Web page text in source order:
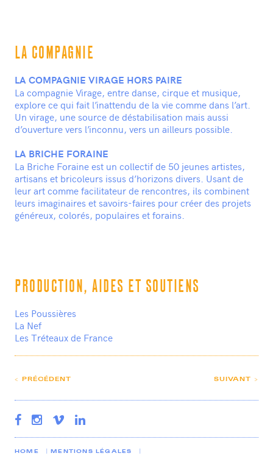
LA COMPAGNIE
LA COMPAGNIE VIRAGE HORS PAIRE
La compagnie Virage, entre danse, cirque et musique,
explore ce qui fait l’inattendu de la vie comme dans l’art.
Un virage, une source de déstabilisation mais aussi
d’ouverture vers l’inconnu, vers un ailleurs possible.
LA BRICHE FORAINE
La Briche Foraine est un collectif de 50 jeunes artistes,
artisans et bricoleurs issus d’horizons divers. Usant de
leur art comme facilitateur de rencontres, ils combinent
leurs imaginaires et savoirs-faires pour créer des projets
généreux, colorés, populaires et forains.
PRODUCTION, AIDES ET SOUTIENS
Les Poussières
La Nef
Les Tréteaux de France
< PRÉCÉDENT SUIVANT >
HOME MENTIONS LÉGALES